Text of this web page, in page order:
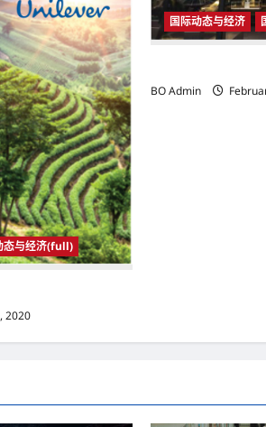
态与经济(full)
2020
国际动态与经济
BO Admin